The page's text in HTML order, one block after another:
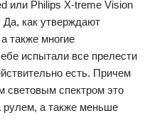
или Philips X-treme Vision
Да, как утверждают
также многие
испытали все прелести
есть. Причем
световым спектром это
рулем, а также меньше